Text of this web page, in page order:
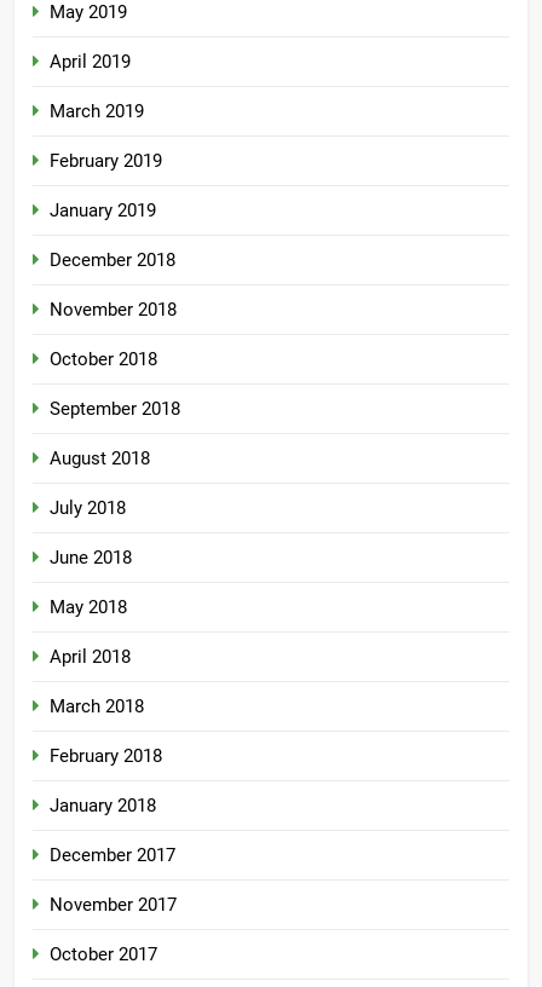
May 2019
April 2019
March 2019
February 2019
January 2019
December 2018
November 2018
October 2018
September 2018
August 2018
July 2018
June 2018
May 2018
April 2018
March 2018
February 2018
January 2018
December 2017
November 2017
October 2017